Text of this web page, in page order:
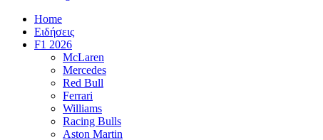
Home
Ειδήσεις
F1 2026
McLaren
Mercedes
Red Bull
Ferrari
Williams
Racing Bulls
Aston Martin